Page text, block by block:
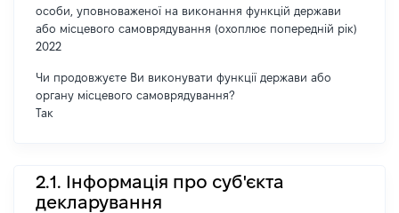
особи, уповноваженої на виконання функцій держави
або місцевого самоврядування (охоплює попередній рік)
2022
Чи продовжуєте Ви виконувати функції держави або
органу місцевого самоврядування?
Так
2.1. Інформація про суб'єкта
декларування